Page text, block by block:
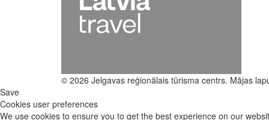
© 2026 Jelgavas reģionālais tūrisma centrs. Mājas
Save
Cookies user preferences
We use cookies to ensure you to get the best experience on our